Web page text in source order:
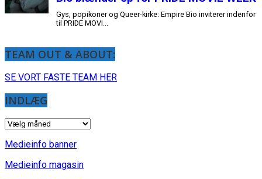
TEAM OUT & ABOUT:
SE VORT FASTE TEAM HER
INDLÆG
INDLÆG
Medieinfo banner
Medieinfo magasin